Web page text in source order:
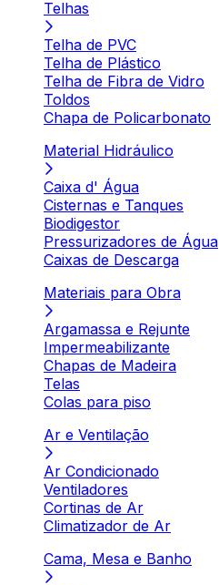
Telhas
Telha de PVC
Telha de Plástico
Telha de Fibra de Vidro
Toldos
Chapa de Policarbonato
Material Hidráulico
Caixa d' Água
Cisternas e Tanques
Biodigestor
Pressurizadores de Água
Caixas de Descarga
Materiais para Obra
Argamassa e Rejunte
Impermeabilizante
Chapas de Madeira
Telas
Colas para piso
Ar e Ventilação
Ar Condicionado
Ventiladores
Cortinas de Ar
Climatizador de Ar
Cama, Mesa e Banho